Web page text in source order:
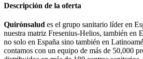
Descripción de la oferta
Quirónsalud es el grupo sanitario líder en
nuestra matriz Fresenius-Helios, también en
no solo en España sino también en
contamos con un equipo de más de 50,000